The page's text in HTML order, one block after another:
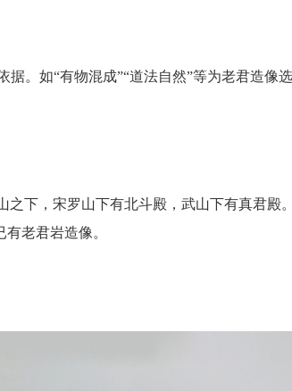
。如“有物混成”“道法自然”等为老君造像
之下，宋罗山下有北斗殿，武山下有真君殿
老君岩造像。